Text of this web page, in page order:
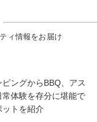
ィ情報をお届け
ングからBBQ、アス
体験を存分に堪能で
ットを紹介